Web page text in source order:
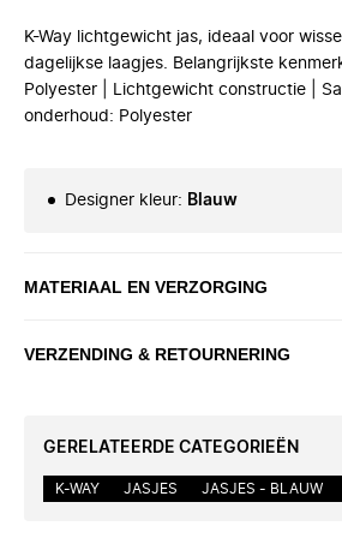
K-Way lichtgewicht jas, ideaal voor
dagelijkse laagjes. Belangrijkste
Polyester | Lichtgewicht constructie |
onderhoud: Polyester
Designer kleur: Blauw
MATERIAAL EN VERZORGING
VERZENDING & RETOURNERING
GERELATEERDE CATEGORIEËN
K-WAY JASJES JASJES - BLAUW